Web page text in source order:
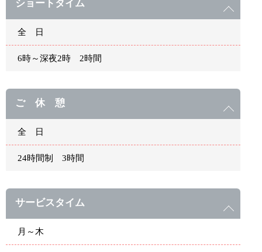
ショートタイム
全 日
6時～深夜2時 2時間
ご 休 憩
全 日
24時間制 3時間
サービスタイム
月～木